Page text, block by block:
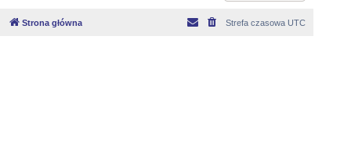
Strona główna Strefa czasowa UTC